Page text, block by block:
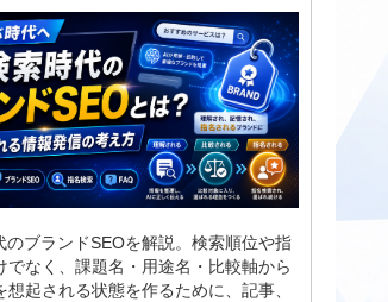
のブランドSEOを解説。検索順位や指
でなく、課題名・用途名・比較軸から
想起される状態を作るために、記事、